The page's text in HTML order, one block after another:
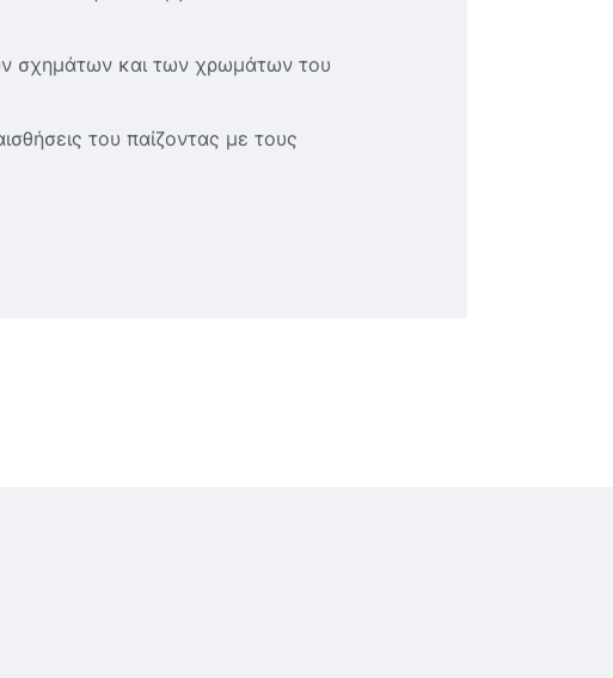
σχημάτων και των χρωμάτων του
του παίζοντας με τους